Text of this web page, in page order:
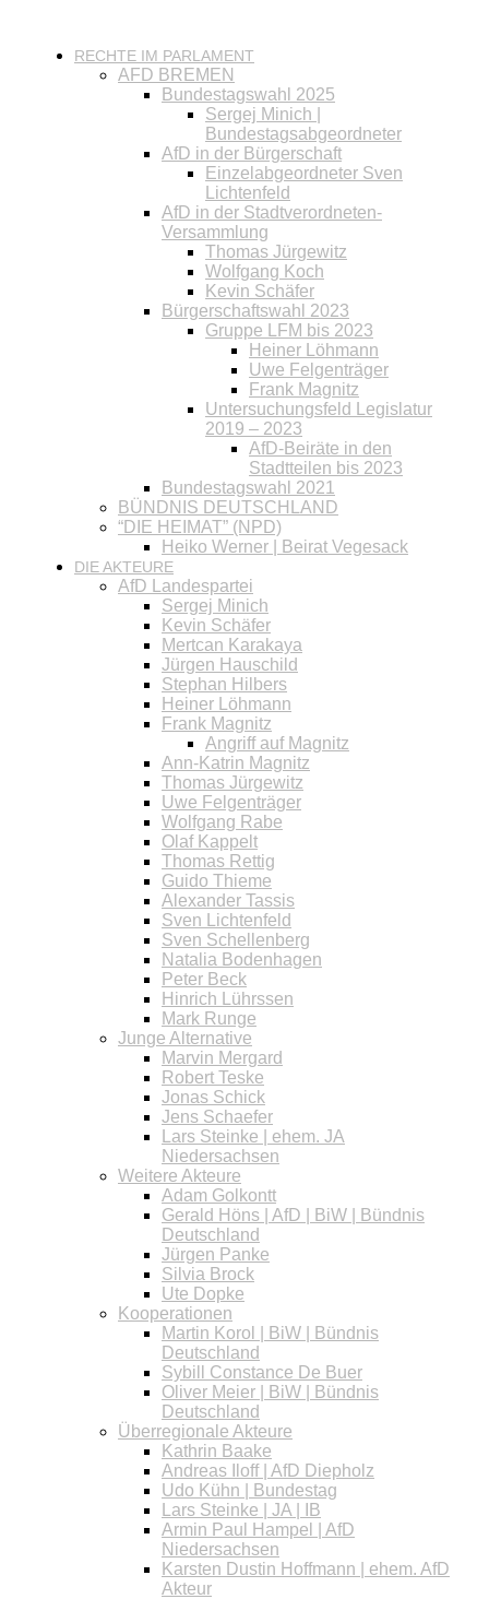
RECHTE IM PARLAMENT
AFD BREMEN
Bundestagswahl 2025
Sergej Minich |
Bundestagsabgeordneter
AfD in der Bürgerschaft
Einzelabgeordneter Sven
Lichtenfeld
AfD in der Stadtverordneten-
Versammlung
Thomas Jürgewitz
Wolfgang Koch
Kevin Schäfer
Bürgerschaftswahl 2023
Gruppe LFM bis 2023
Heiner Löhmann
Uwe Felgenträger
Frank Magnitz
Untersuchungsfeld Legislatur
2019 – 2023
AfD-Beiräte in den
Stadtteilen bis 2023
Bundestagswahl 2021
BÜNDNIS DEUTSCHLAND
“DIE HEIMAT” (NPD)
Heiko Werner | Beirat Vegesack
DIE AKTEURE
AfD Landespartei
Sergej Minich
Kevin Schäfer
Mertcan Karakaya
Jürgen Hauschild
Stephan Hilbers
Heiner Löhmann
Frank Magnitz
Angriff auf Magnitz
Ann-Katrin Magnitz
Thomas Jürgewitz
Uwe Felgenträger
Wolfgang Rabe
Olaf Kappelt
Thomas Rettig
Guido Thieme
Alexander Tassis
Sven Lichtenfeld
Sven Schellenberg
Natalia Bodenhagen
Peter Beck
Hinrich Lührssen
Mark Runge
Junge Alternative
Marvin Mergard
Robert Teske
Jonas Schick
Jens Schaefer
Lars Steinke | ehem. JA
Niedersachsen
Weitere Akteure
Adam Golkontt
Gerald Höns | AfD | BiW | Bündnis
Deutschland
Jürgen Panke
Silvia Brock
Ute Dopke
Kooperationen
Martin Korol | BiW | Bündnis
Deutschland
Sybill Constance De Buer
Oliver Meier | BiW | Bündnis
Deutschland
Überregionale Akteure
Kathrin Baake
Andreas Iloff | AfD Diepholz
Udo Kühn | Bundestag
Lars Steinke | JA | IB
Armin Paul Hampel | AfD
Niedersachsen
Karsten Dustin Hoffmann | ehem. AfD
Akteur